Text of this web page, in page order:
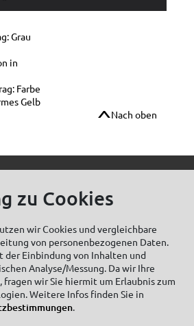
Grau
in
Farbe
Gelb
Nach oben
Impressum
zu Cookies
wir Cookies und vergleichbare
von personenbezogenen Daten.
der Einbindung von Inhalten und
Analyse/Messung. Da wir Ihre
fragen wir Sie hiermit um Erlaubnis zum
Weitere Infos finden Sie in
.